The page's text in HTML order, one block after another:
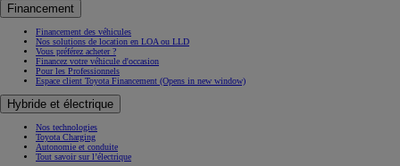
Financement
Financement des véhicules
Nos solutions de location en LOA ou LLD
Vous préférez acheter ?
Financez votre véhicule d'occasion
Pour les Professionnels
Espace client Toyota Financement (Opens in new window)
Hybride et électrique
Nos technologies
Toyota Charging
Autonomie et conduite
Tout savoir sur l’électrique